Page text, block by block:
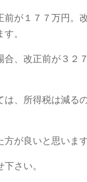
が１７７万円。
。
、改正前が３２
、所得税は減る
が良いと思います
さい。